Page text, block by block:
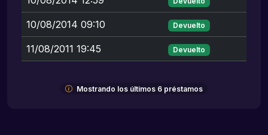
10/08/2014 09:10 Devuelto
11/08/2011 19:45 Devuelto
Mostrando los últimos 6 préstamos